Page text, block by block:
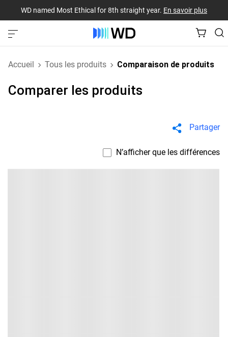
WD named Most Ethical for 8th straight year. En savoir plus
Accueil Tous les produits Comparaison de produits
Comparer les produits
Partager
N’afficher que les différences